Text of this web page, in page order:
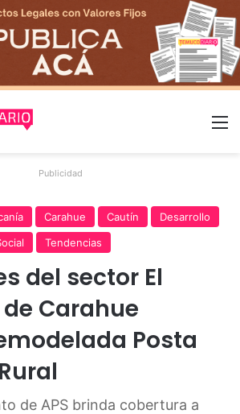
Publicidad
Carahue Cautín
Desarrollo
Tendencias
del sector El
Carahue
Posta
de APS brinda cobertura a